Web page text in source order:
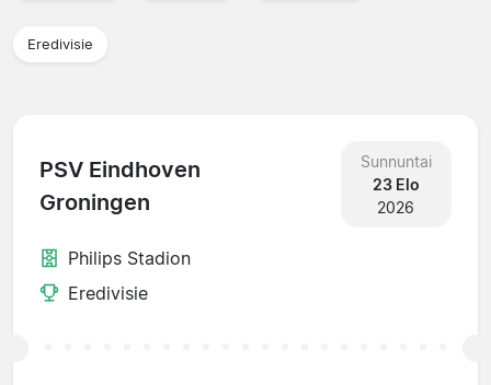
Eredivisie
PSV Eindhoven
Groningen
Sunnuntai
23 Elo
2026
Philips Stadion
Eredivisie